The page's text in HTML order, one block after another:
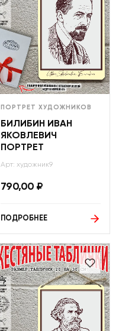
ПОРТРЕТ ХУДОЖНИКОВ
БИЛИБИН ИВАН
ЯКОВЛЕВИЧ
ПОРТРЕТ
Арт: художник9
790,00 ₽
ПОДРОБНЕЕ